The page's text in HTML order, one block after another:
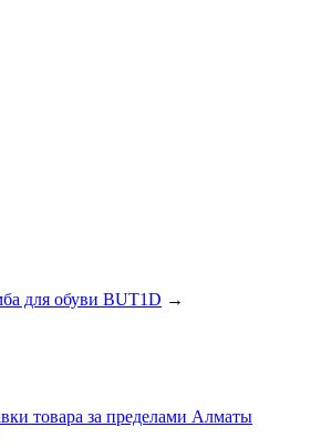
для обуви BUT1D →
товара за пределами Алматы